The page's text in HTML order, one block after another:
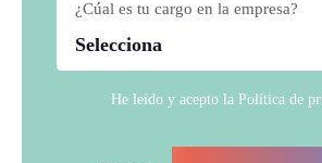
¿Cúal es tu cargo en la empresa?
He leído y acepto la Política de